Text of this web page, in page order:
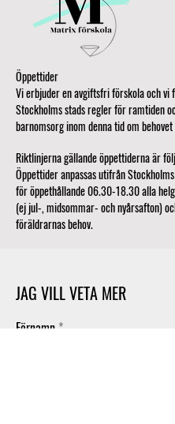
Öppettider
Vi erbjuder en avgiftsfri förskola och vi
Stockholms stads regler för ramtiden
barnomsorg inom denna tid om
Riktlinjerna gällande öppettiderna är
Öppettider anpassas utifrån
för öppethållande 06.30-18.30 alla
(ej jul-, midsommar- och nyårsafton)
föräldrarnas behov.
JAG VILL VETA MER
Förnamn